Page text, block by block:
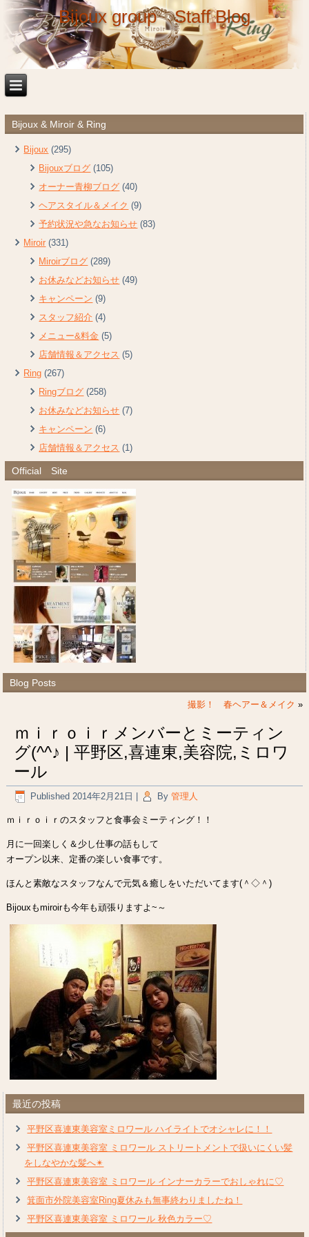
Bijoux group Staff Blog
Bijoux & Miroir & Ring
Bijoux (295)
Bijouxブログ (105)
オーナー青柳ブログ (40)
ヘアスタイル＆メイク (9)
予約状況や急なお知らせ (83)
Miroir (331)
Miroirブログ (289)
お休みなどお知らせ (49)
キャンペーン (9)
スタッフ紹介 (4)
メニュー&料金 (5)
店舗情報＆アクセス (5)
Ring (267)
Ringブログ (258)
お休みなどお知らせ (7)
キャンペーン (6)
店舗情報＆アクセス (1)
Official Site
Blog Posts
撮影！ 春ヘアー＆メイク »
ｍｉｒｏｉｒメンバーとミーティン
グ(^^♪ | 平野区,喜連東,美容院,ミロワ
ール
Published 2014年2月21日 By 管理人
ｍｉｒｏｉｒのスタッフと食事会ミーティング！！
月に一回楽しく＆少し仕事の話もして
オープン以来、定番の楽しい食事です。
ほんと素敵なスタッフなんで元気＆癒しをいただいてます(＾◇＾)
Bijouxもmiroirも今年も頑張りますよ~～
最近の投稿
平野区喜連東美容室ミロワール ハイライトでオシャレに！！
平野区喜連東美容室 ミロワール ストリートメントで扱いにくい髪
をしなやかな髪へ✴︎
平野区喜連東美容室 ミロワール インナーカラーでおしゃれに♡
箕面市外院美容室Ring夏休みも無事終わりましたね！
平野区喜連東美容室 ミロワール 秋色カラー♡